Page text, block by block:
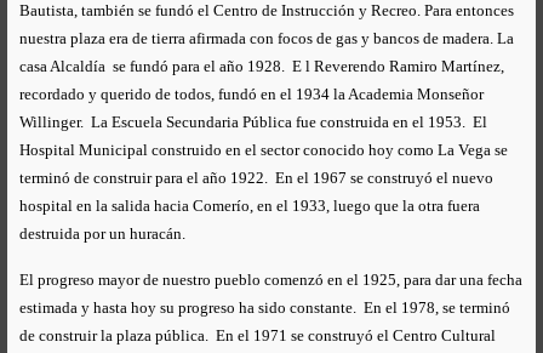
Bautista, también se fundó el Centro de Instrucción y Recreo. Para entonces
nuestra plaza era de tierra afirmada con focos de gas y bancos de madera. La
casa Alcaldía se fundó para el año 1928. E l Reverendo Ramiro Martínez,
recordado y querido de todos, fundó en el 1934 la Academia Monseñor
Willinger. La Escuela Secundaria Pública fue construida en el 1953. El
Hospital Municipal construido en el sector conocido hoy como La Vega se
terminó de construir para el año 1922. En el 1967 se construyó el nuevo
hospital en la salida hacia Comerío, en el 1933, luego que la otra fuera
destruida por un huracán.
El progreso mayor de nuestro pueblo comenzó en el 1925, para dar una fecha
estimada y hasta hoy su progreso ha sido constante. En el 1978, se terminó
de construir la plaza pública. En el 1971 se construyó el Centro Cultural